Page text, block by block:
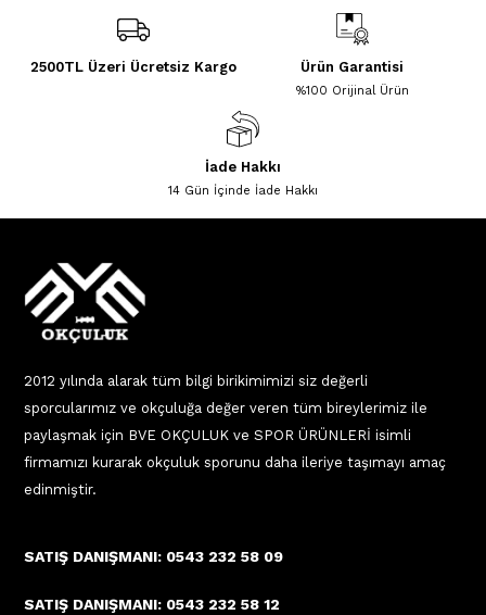
2500TL Üzeri Ücretsiz Kargo Ürün Garantisi
%100 Orijinal Ürün
İade Hakkı
14 Gün İçinde İade Hakkı
2012 yılında alarak tüm bilgi birikimimizi siz değerli
sporcularımız ve okçuluğa değer veren tüm bireylerimiz ile
paylaşmak için BVE OKÇULUK ve SPOR ÜRÜNLERİ isimli
firmamızı kurarak okçuluk sporunu daha ileriye taşımayı amaç
edinmiştir.
SATIŞ DANIŞMANI: 0543 232 58 09
SATIŞ DANIŞMANI: 0543 232 58 12